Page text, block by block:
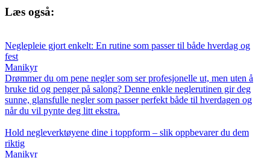
Læs også:
Neglepleie gjort enkelt: En rutine som passer til både hverdag og
fest
Manikyr
Drømmer du om pene negler som ser profesjonelle ut, men uten å
bruke tid og penger på salong? Denne enkle neglerutinen gir deg
sunne, glansfulle negler som passer perfekt både til hverdagen og
når du vil pynte deg litt ekstra.
Hold negleverktøyene dine i toppform – slik oppbevarer du dem
riktig
Manikyr